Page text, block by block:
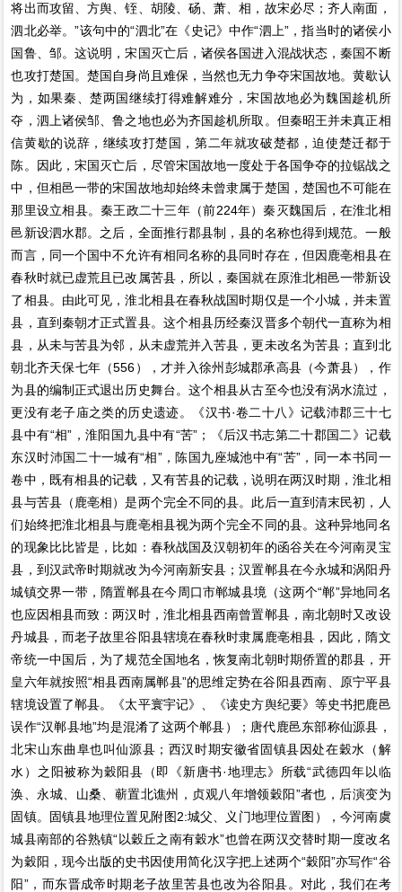
将出而攻留、方舆、铚、胡陵、砀、萧、相，故宋必尽；齐人南面，
泗北必举。”该句中的“泗北”在《史记》中作“泗上”，指当时的诸侯小
国鲁、邹。这说明，宋国灭亡后，诸侯各国进入混战状态，秦国不断
也攻打楚国。楚国自身尚且难保，当然也无力争夺宋国故地。黄歇认
为，如果秦、楚两国继续打得难解难分，宋国故地必为魏国趁机所
夺，泗上诸侯邹、鲁之地也必为齐国趁机所取。但秦昭王并未真正相
信黄歇的说辞，继续攻打楚国，第二年就攻破楚都，迫使楚迁都于
陈。因此，宋国灭亡后，尽管宋国故地一度处于各国争夺的拉锯战之
中，但相邑一带的宋国故地却始终未曾隶属于楚国，楚国也不可能在
那里设立相县。秦王政二十三年（前224年）秦灭魏国后，在淮北相
邑新设泗水郡。之后，全面推行郡县制，县的名称也得到规范。一般
而言，同一个国中不允许有相同名称的县同时存在，但因鹿亳相县在
春秋时就已虚荒且已改属苦县，所以，秦国就在原淮北相邑一带新设
了相县。由此可见，淮北相县在春秋战国时期仅是一个小城，并未置
县，直到秦朝才正式置县。这个相县历经秦汉晋多个朝代一直称为相
县，从未与苦县为邻，从未虚荒并入苦县，更未改名为苦县；直到北
朝北齐天保七年（556），才并入徐州彭城郡承高县（今萧县），作
为县的编制正式退出历史舞台。这个相县从古至今也没有涡水流过，
更没有老子庙之类的历史遗迹。《汉书·卷二十八》记载沛郡三十七
县中有“相”，淮阳国九县中有“苦”；《后汉书志第二十郡国二》记载
东汉时沛国二十一城有“相”，陈国九座城池中有“苦”，同一本书同一
卷中，既有相县的记载，又有苦县的记载，说明在两汉时期，淮北相
县与苦县（鹿亳相）是两个完全不同的县。此后一直到清末民初，人
们始终把淮北相县与鹿亳相县视为两个完全不同的县。这种异地同名
的现象比比皆是，比如：春秋战国及汉朝初年的函谷关在今河南灵宝
县，到汉武帝时期就改为今河南新安县；汉置郸县在今永城和涡阳丹
城镇交界一带，隋置郸县在今周口市郸城县境（这两个“郸”异地同名
也应因相县而致：两汉时，淮北相县西南曾置郸县，南北朝时又改设
丹城县，而老子故里谷阳县辖境在春秋时隶属鹿亳相县，因此，隋文
帝统一中国后，为了规范全国地名，恢复南北朝时期侨置的郡县，开
皇六年就按照“相县西南属郸县”的思维定势在谷阳县西南、原宁平县
辖境设置了郸县。《太平寰宇记》、《读史方舆纪要》等史书把鹿邑
误作“汉郸县地”均是混淆了这两个郸县）；唐代鹿邑东部称仙源县，
北宋山东曲阜也叫仙源县；西汉时期安徽省固镇县因处在穀水（解
水）之阳被称为穀阳县（即《新唐书·地理志》所载“武德四年以临
涣、永城、山桑、蕲置北谯州，贞观八年增领穀阳”者也，后演变为
固镇。固镇县地理位置见附图2:城父、义门地理位置图），今河南虞
城县南部的谷熟镇“以穀丘之南有穀水”也曾在两汉交替时期一度改名
为穀阳，现今出版的史书因使用简化汉字把上述两个“穀阳”亦写作“谷
阳”，而东晋成帝时期老子故里苦县也改为谷阳县。对此，我们在考